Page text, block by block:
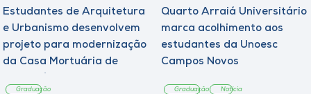
Estudantes de Arquitetura
e Urbanismo desenvolvem
projeto para modernização
da Casa Mortuária de
Graduação
Quarto Arraiá Universitário
marca acolhimento aos
estudantes da Unoesc
Campos Novos
Graduação Notícia